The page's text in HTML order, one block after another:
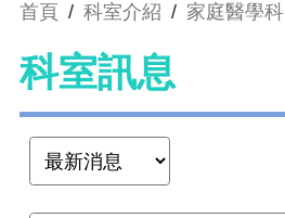
首頁 / 科室介紹 / 家庭醫學科
科室訊息